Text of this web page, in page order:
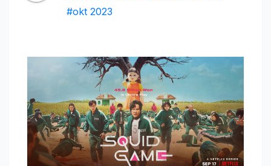
#okt 2023